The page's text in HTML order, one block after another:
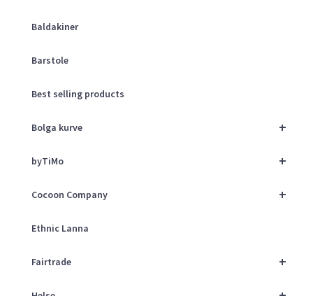
Baldakiner
Barstole
Best selling products
+
Bolga kurve
+
byTiMo
+
Cocoon Company
Ethnic Lanna
+
Fairtrade